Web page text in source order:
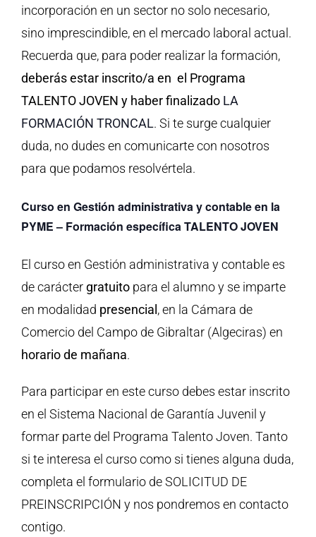
incorporación en un sector no solo necesario,
sino imprescindible, en el mercado laboral actual.
Recuerda que, para poder realizar la formación,
deberás estar inscrito/a en el Programa
TALENTO JOVEN y haber finalizado LA
FORMACIÓN TRONCAL. Si te surge cualquier
duda, no dudes en comunicarte con nosotros
para que podamos resolvértela.
Curso en Gestión administrativa y contable en la
PYME – Formación específica TALENTO JOVEN
El curso en Gestión administrativa y contable es
de carácter gratuito para el alumno y se imparte
en modalidad presencial , en la Cámara de
Comercio del Campo de Gibraltar (Algeciras) en
horario de mañana.
Para participar en este curso debes estar inscrito
en el Sistema Nacional de Garantía Juvenil y
formar parte del Programa Talento Joven. Tanto
si te interesa el curso como si tienes alguna duda,
completa el formulario de SOLICITUD DE
PREINSCRIPCIÓN y nos pondremos en contacto
contigo.